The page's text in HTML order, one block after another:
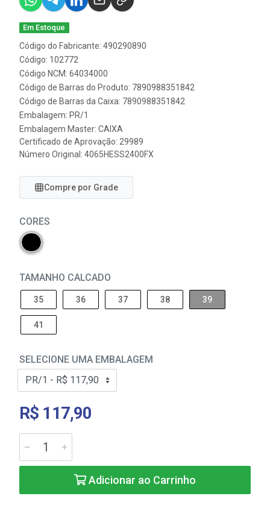
Em Estoque
Código do Fabricante: 490290890
Código: 102772
Código NCM: 64034000
Código de Barras do Produto: 7890988351842
Código de Barras da Caixa: 7890988351842
Embalagem: PR/1
Embalagem Master: CAIXA
Certificado de Aprovação: 29989
Número Original: 4065HESS2400FX
Compre por Grade
CORES
TAMANHO CALCADO
35 36 37 38 39
41
SELECIONE UMA EMBALAGEM
R$ 117,90
Adicionar ao Carrinho